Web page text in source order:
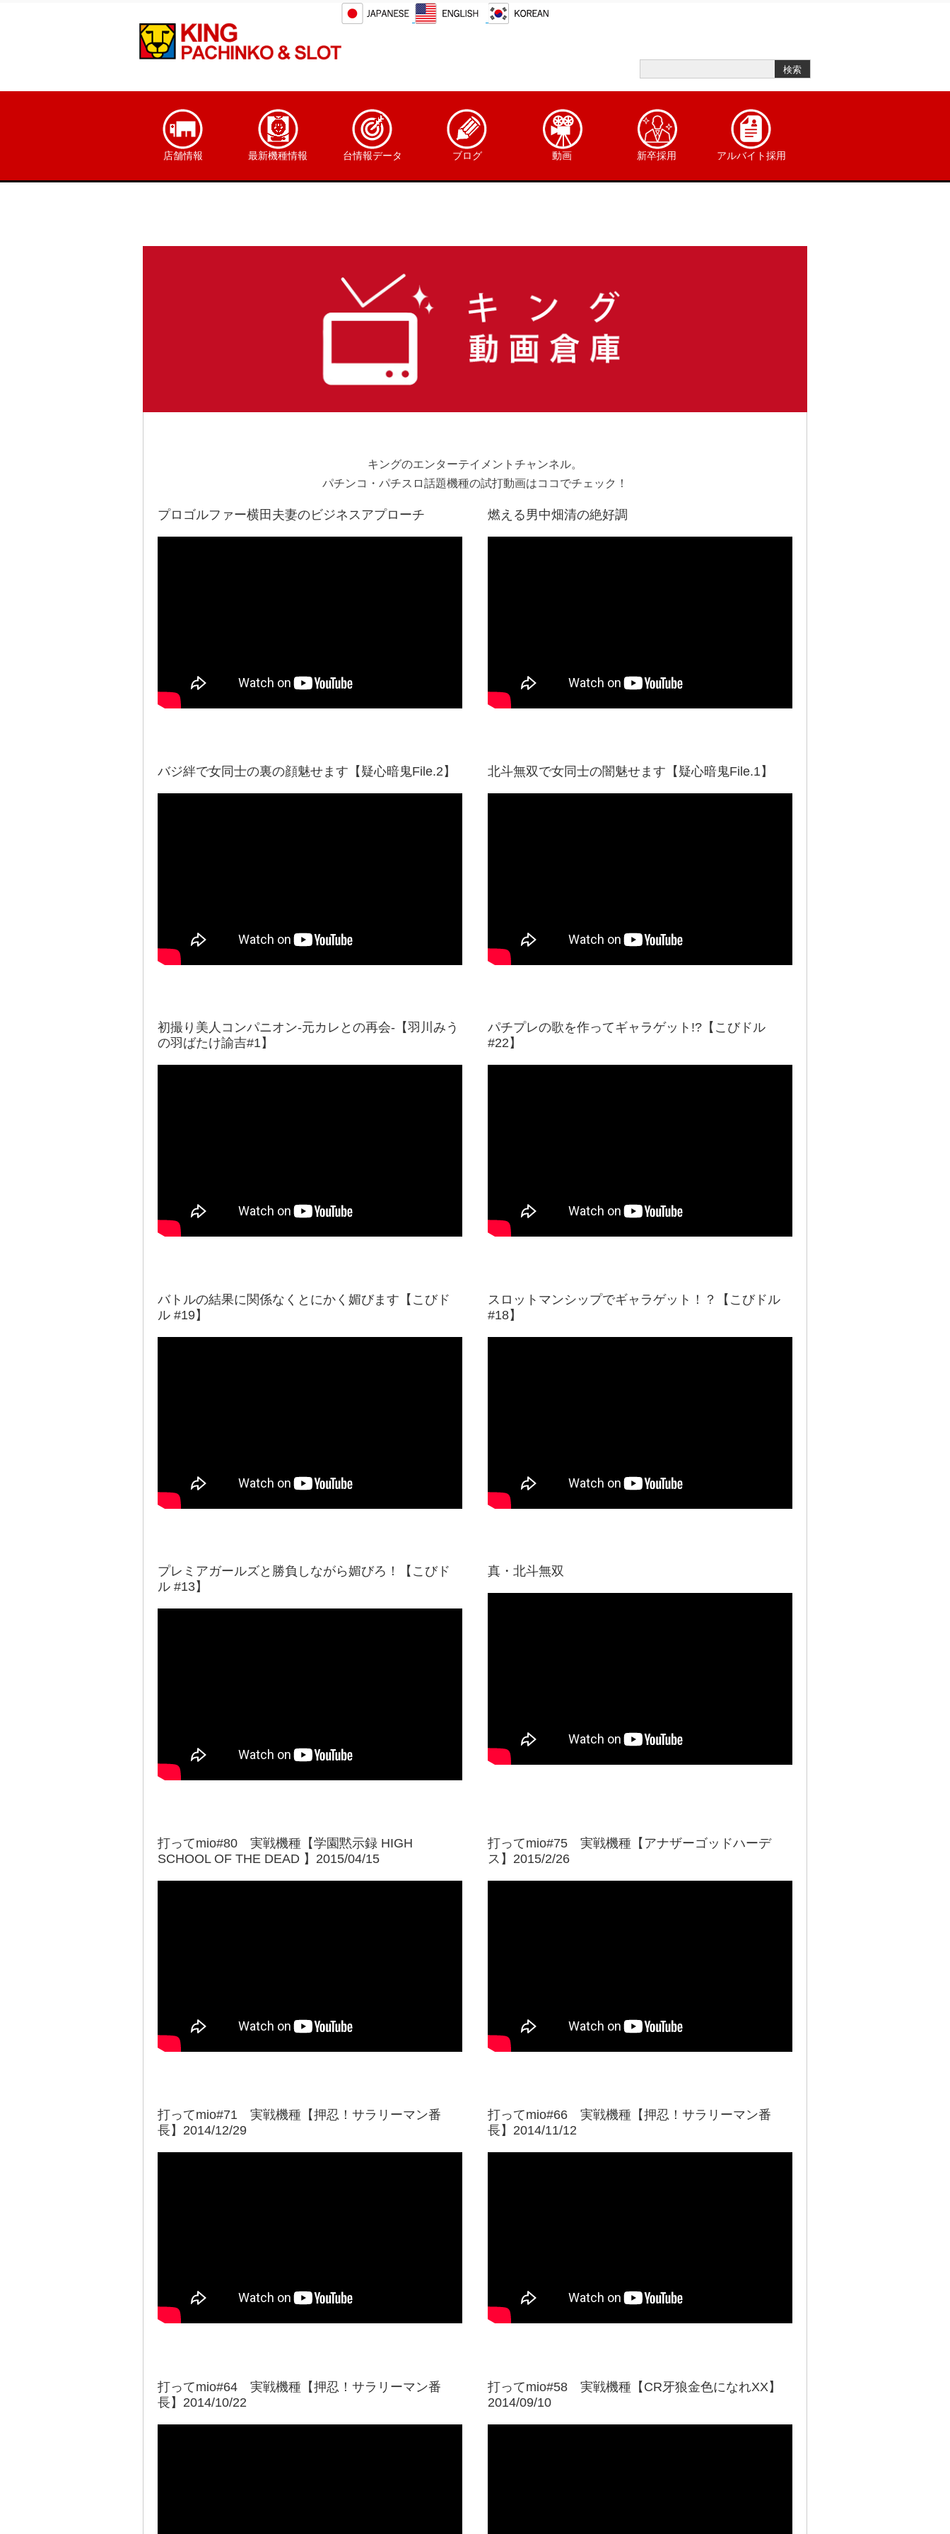
店舗情報 最新機種情報 台情報データ ブログ 動画 新卒採用 アルバイト採用
キングのエンターテイメントチャンネル。
パチンコ・パチスロ話題機種の試打動画はココでチェック！
プロゴルファー横田夫妻のビジネスアプローチ 燃える男中畑清の絶好調
バジ絆で女同士の裏の顔魅せます【疑心暗鬼File.2】 北斗無双で女同士の闇魅せます【疑心暗鬼File.1】
初撮り美人コンパニオン-元カレとの再会-【羽川みう
の羽ばたけ諭吉#1】
パチプレの歌を作ってギャラゲット!?【こびドル
#22】
バトルの結果に関係なくとにかく媚びます【こびド
ル #19】
スロットマンシップでギャラゲット！？【こびドル
#18】
プレミアガールズと勝負しながら媚びろ！【こびド
ル #13】
真・北斗無双
打ってmio#80 実戦機種【学園黙示録 HIGH
SCHOOL OF THE DEAD 】2015/04/15
打ってmio#75 実戦機種【アナザーゴッドハーデ
ス】2015/2/26
打ってmio#71 実戦機種【押忍！サラリーマン番
長】2014/12/29
打ってmio#66 実戦機種【押忍！サラリーマン番
長】2014/11/12
打ってmio#64 実戦機種【押忍！サラリーマン番
長】2014/10/22
打ってmio#58 実戦機種【CR牙狼金色になれXX】
2014/09/10